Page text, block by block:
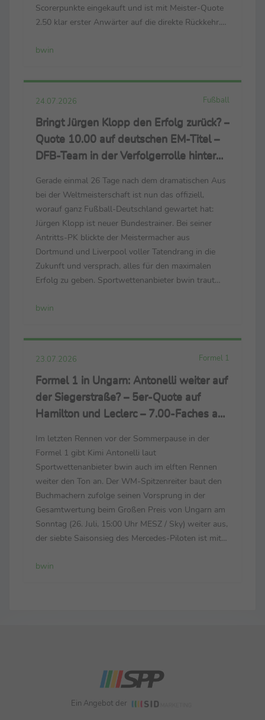
Scorerpunkte eingekauft und ist mit Meister-Quote
2.50 klar erster Anwärter auf die direkte Rückkehr.
Nach dem verpatzten Schlussspurt in der
bwin
24.07.2026 Fußball
Bringt Jürgen Klopp den Erfolg zurück? –
Quote 10.00 auf deutschen EM-Titel –
DFB-Team in der Verfolgerrolle hinter
Gerade einmal 26 Tage nach dem dramatischen Aus
bei der Weltmeisterschaft ist nun das offiziell,
worauf ganz Fußball-Deutschland gewartet hat:
Jürgen Klopp ist neuer Bundestrainer. Bei seiner
Antritts-PK blickte der Meistermacher aus
Dortmund und Liverpool voller Tatendrang in die
Zukunft und versprach, alles für den maximalen
Erfolg zu geben. Sportwettenanbieter bwin traut
wieder um Titel mitzuspielen. Für die
bwin
23.07.2026 Formel 1
Formel 1 in Ungarn: Antonelli weiter auf
der Siegerstraße? – 5er-Quote auf
Hamilton und Leclerc – 7.00-Faches auf
Im letzten Rennen vor der Sommerpause in der
Formel 1 gibt Kimi Antonelli laut
Sportwettenanbieter bwin auch im elften Rennen
weiter den Ton an. Der WM-Spitzenreiter baut den
Buchmachern zufolge seinen Vorsprung in der
Gesamtwertung beim Großen Preis von Ungarn am
Sonntag (26. Juli, 15:00 Uhr MESZ / Sky) weiter aus,
der siebte Saisonsieg des Mercedes-Piloten ist mit
dem Hungaroring zählen auch die zuletzt starken
bwin
Ein Angebot der